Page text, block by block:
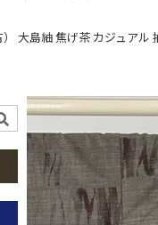
） 大島紬 焦げ茶 カジュア